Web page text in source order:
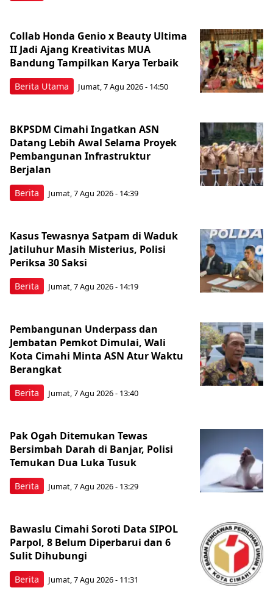
Berita Utama
Collab Honda Genio x Beauty Ultima
II Jadi Ajang Kreativitas MUA
Bandung Tampilkan Karya Terbaik
Jumat, 7 Agu 2026 - 14:50
Berita
BKPSDM Cimahi Ingatkan ASN
Datang Lebih Awal Selama Proyek
Pembangunan Infrastruktur
Berjalan
Jumat, 7 Agu 2026 - 14:39
Berita
Kasus Tewasnya Satpam di Waduk
Jatiluhur Masih Misterius, Polisi
Periksa 30 Saksi
Jumat, 7 Agu 2026 - 14:19
Berita
Pembangunan Underpass dan
Jembatan Pemkot Dimulai, Wali
Kota Cimahi Minta ASN Atur Waktu
Berangkat
Jumat, 7 Agu 2026 - 13:40
Berita
Pak Ogah Ditemukan Tewas
Bersimbah Darah di Banjar, Polisi
Temukan Dua Luka Tusuk
Jumat, 7 Agu 2026 - 13:29
Berita
Bawaslu Cimahi Soroti Data SIPOL
Parpol, 8 Belum Diperbarui dan 6
Sulit Dihubungi
Jumat, 7 Agu 2026 - 11:31